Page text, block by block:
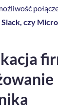
Slack, czy